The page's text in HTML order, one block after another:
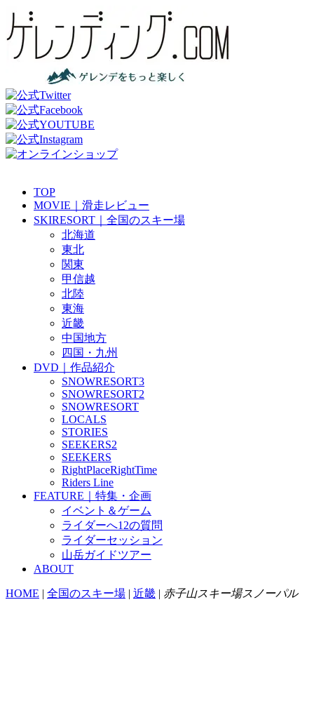
TOP
MOVIE｜滑走レビュー
SKIRESORT｜全国のスキー場
北海道
東北
関東
甲信越
北陸
東海
近畿
中国地方
四国・九州
DVD｜作品紹介
SNOWRESORT3
SNOWRESORT2
SNOWRESORT
LOCALS
STORIES
SEEKERS2
SEEKERS
RightPlaceRightTime
Riders Line
FEATURE｜特集・企画
イベント＆ゲーム
ライダーへ12の質問
ライダーセッション
山岳ガイドツアー
ABOUT
HOME | 全国のスキー場 | 近畿 | 赤子山スキー場スノーパル